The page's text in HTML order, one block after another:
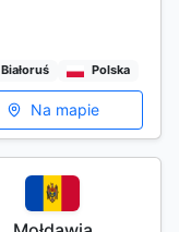
Białoruś Polska
Na mapie